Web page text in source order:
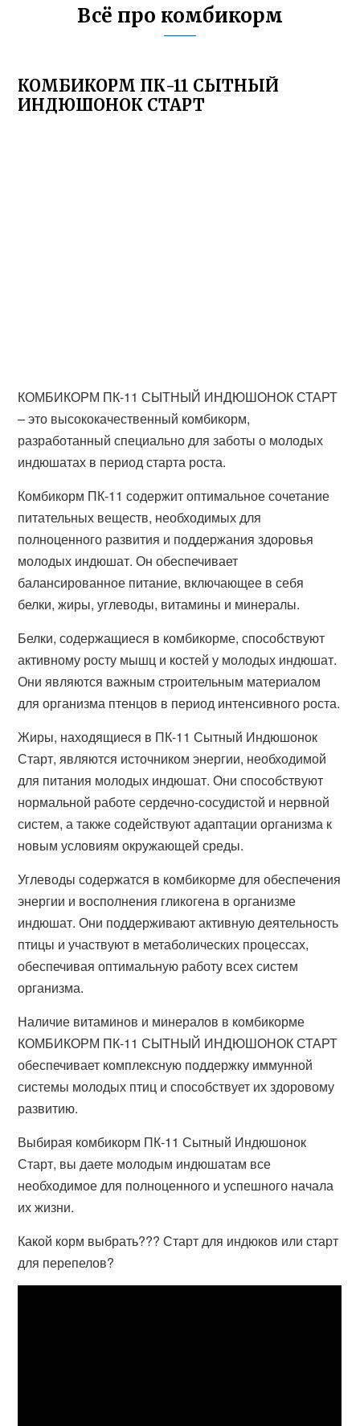
Всё про комбикорм
КОМБИКОРМ ПК-11 СЫТНЫЙ
ИНДЮШОНОК СТАРТ
КОМБИКОРМ ПК-11 СЫТНЫЙ ИНДЮШОНОК СТАРТ
– это высококачественный комбикорм,
разработанный специально для заботы о молодых
индюшатах в период старта роста.
Комбикорм ПК-11 содержит оптимальное сочетание
питательных веществ, необходимых для
полноценного развития и поддержания здоровья
молодых индюшат. Он обеспечивает
балансированное питание, включающее в себя
белки, жиры, углеводы, витамины и минералы.
Белки, содержащиеся в комбикорме, способствуют
активному росту мышц и костей у молодых индюшат.
Они являются важным строительным материалом
для организма птенцов в период интенсивного роста.
Жиры, находящиеся в ПК-11 Сытный Индюшонок
Старт, являются источником энергии, необходимой
для питания молодых индюшат. Они способствуют
нормальной работе сердечно-сосудистой и нервной
систем, а также содействуют адаптации организма к
новым условиям окружающей среды.
Углеводы содержатся в комбикорме для обеспечения
энергии и восполнения гликогена в организме
индюшат. Они поддерживают активную деятельность
птицы и участвуют в метаболических процессах,
обеспечивая оптимальную работу всех систем
организма.
Наличие витаминов и минералов в комбикорме
КОМБИКОРМ ПК-11 СЫТНЫЙ ИНДЮШОНОК СТАРТ
обеспечивает комплексную поддержку иммунной
системы молодых птиц и способствует их здоровому
развитию.
Выбирая комбикорм ПК-11 Сытный Индюшонок
Старт, вы даете молодым индюшатам все
необходимое для полноценного и успешного начала
их жизни.
Какой корм выбрать??? Старт для индюков или старт
для перепелов?